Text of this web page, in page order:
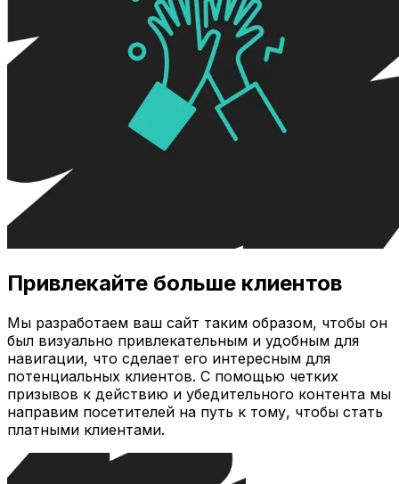
Привлекайте больше клиентов
Мы разработаем ваш сайт таким образом, чтобы он
был визуально привлекательным и удобным для
навигации, что сделает его интересным для
потенциальных клиентов. С помощью четких
призывов к действию и убедительного контента мы
направим посетителей на путь к тому, чтобы стать
платными клиентами.